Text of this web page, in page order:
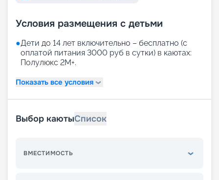
Условия размещения с детьми
●Дети до 14 лет включительно – бесплатно (с
оплатой питания 3000 руб в сутки) в каютах:
Полулюкс 2М+.
Показать все условия
Выбор каютыСписок
ВМЕСТИМОСТЬ